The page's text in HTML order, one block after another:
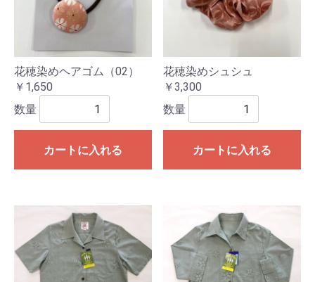
花穂染めヘアゴム（02）
￥1,650
数量
カートに入れる
花穂染めシュシュ
￥3,300
数量
カートに入れる